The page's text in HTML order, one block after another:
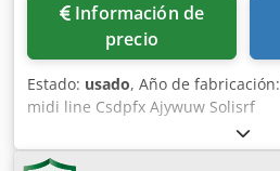
Información de
precio
Estado: usado, Año de fabricación:
midi line Csdpfx Ajywuw Solisrf